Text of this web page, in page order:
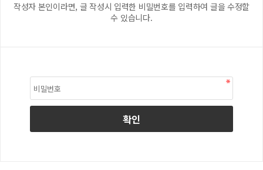
작성자 본인이라면, 글 작성시 입력한 비밀번호를 입력하여 글을 수정할
수 있습니다.